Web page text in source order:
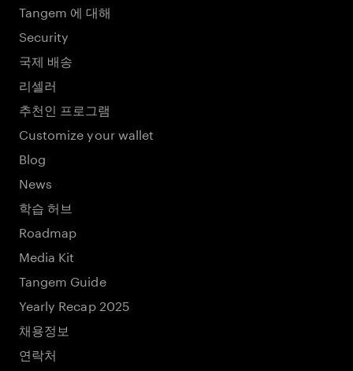
Tangem 에 대해
Security
국제 배송
리셀러
추천인 프로그램
Customize your wallet
Blog
News
학습 허브
Roadmap
Media Kit
Tangem Guide
Yearly Recap 2025
채용정보
연락처